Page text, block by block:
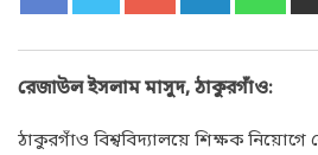
রেজাউল ইসলাম মাসুদ, ঠাকুরগাঁও:
ঠাকুরগাঁও বিশ্ববিদ্যালয়ে শিক্ষক নিয়োগে